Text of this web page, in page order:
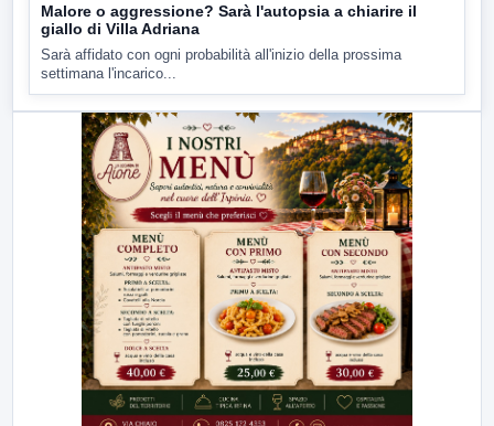
Malore o aggressione? Sarà l'autopsia a chiarire il
giallo di Villa Adriana
Sarà affidato con ogni probabilità all'inizio della prossima
settimana l'incarico...